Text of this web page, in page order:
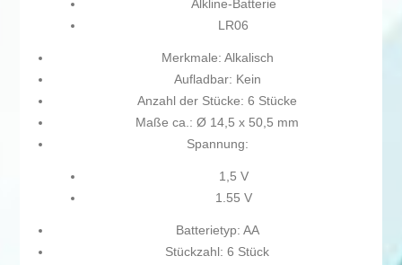
Alkline-Batterie
LR06
Merkmale: Alkalisch
Aufladbar: Kein
Anzahl der Stücke: 6 Stücke
Maße ca.: Ø 14,5 x 50,5 mm
Spannung:
1,5 V
1.55 V
Batterietyp: AA
Stückzahl: 6 Stück